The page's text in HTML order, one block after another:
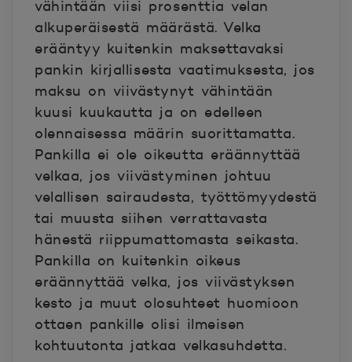
vähintään viisi prosenttia velan
alkuperäisestä määrästä. Velka
erääntyy kuitenkin maksettavaksi
pankin kirjallisesta vaatimuksesta, jos
maksu on viivästynyt vähintään
kuusi kuukautta ja on edelleen
olennaisessa määrin suorittamatta.
Pankilla ei ole oikeutta eräännyttää
velkaa, jos viivästyminen johtuu
velallisen sairaudesta, työttömyydestä
tai muusta siihen verrattavasta
hänestä riippumattomasta seikasta.
Pankilla on kuitenkin oikeus
eräännyttää velka, jos viivästyksen
kesto ja muut olosuhteet huomioon
ottaen pankille olisi ilmeisen
kohtuutonta jatkaa velkasuhdetta.